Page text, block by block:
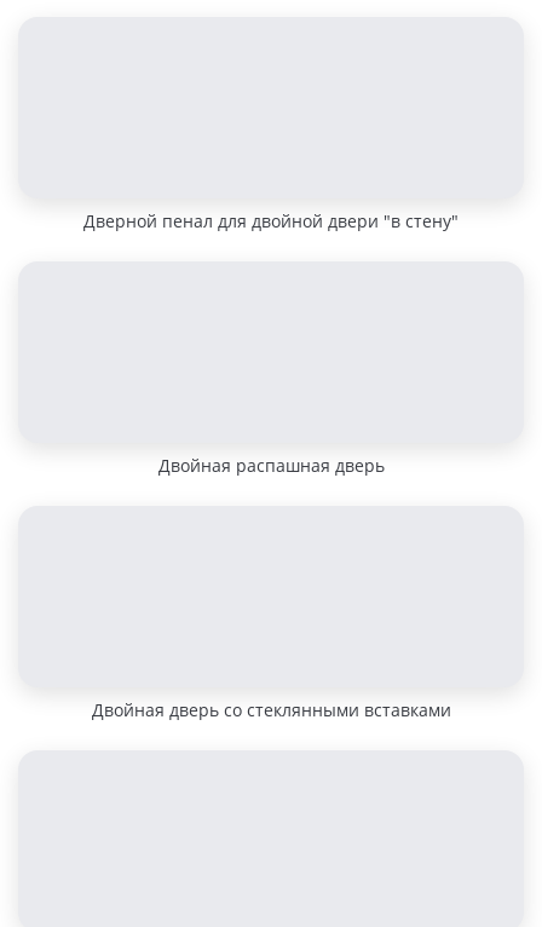
Дверной пенал для двойной двери "в стену"
Двойная распашная дверь
Двойная дверь со стеклянными вставками